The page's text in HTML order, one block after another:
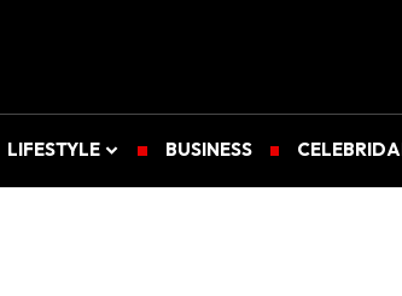
LIFESTYLE BUSINESS